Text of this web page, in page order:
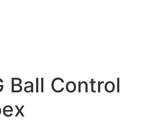
Ball Control